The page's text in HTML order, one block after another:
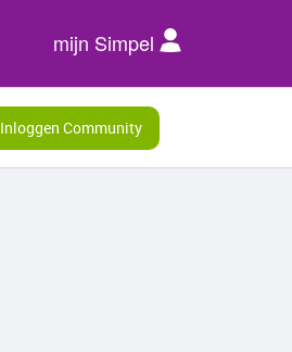
mijn Simpel
Inloggen Community